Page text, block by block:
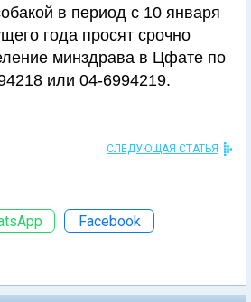
в период с 10 января
года просят срочно
минздрава в Цфате по
или 04-6994219.
СЛЕДУЮЩАЯ СТАТЬЯ
Facebook